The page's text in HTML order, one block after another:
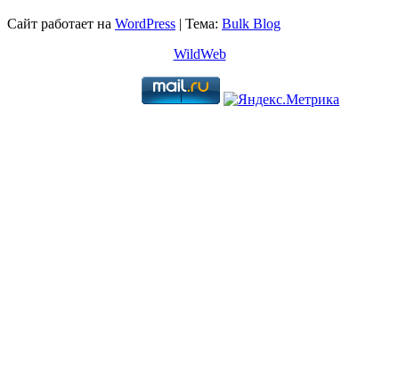
Сайт работает на WordPress | Тема: Bulk Blog
WildWeb